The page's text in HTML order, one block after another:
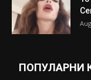
ПОПУЛАРНИ